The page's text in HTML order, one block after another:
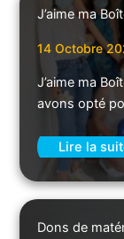
J’aime ma
14 Octobre
J’aime ma
avons opté
Lire la
Dons de